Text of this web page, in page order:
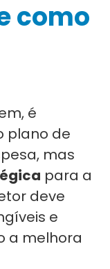
como
é
plano de
mas
para a
deve
e
a melhora